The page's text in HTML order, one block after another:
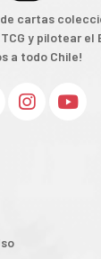
cartas
y pilotear el
a todo Chile!